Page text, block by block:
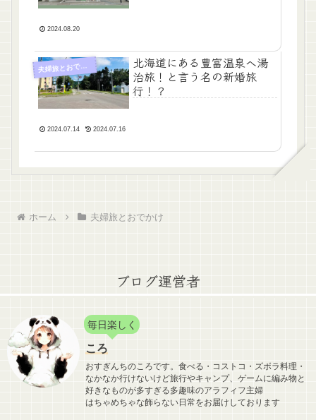
2024.08.20
夫
婦旅とおでかけ
北海道にある豊富温泉へ湯
治旅！と言う名の新婚旅
行！？
2024.07.14 2024.07.16
ホーム 夫婦旅とおでかけ
ブログ運営者
毎日楽しく
ころ
おすぎんちのころです。食べる・コストコ・ズボラ料理・
なかなか行けないけど旅行やキャンプ、ゲームに編み物と
好きなものが多すぎる多趣味のアラフィフ主婦
はちゃめちゃな飾らない日常をお届けしております